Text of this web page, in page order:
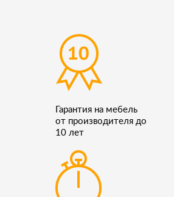
Гарантия на мебель
от производителя до
10 лет